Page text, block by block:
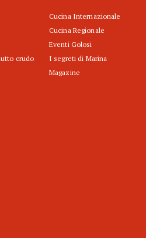
crudo
Cucina Internazionale
Cucina Regionale
Eventi Golosi
I segreti di Marina
Magazine